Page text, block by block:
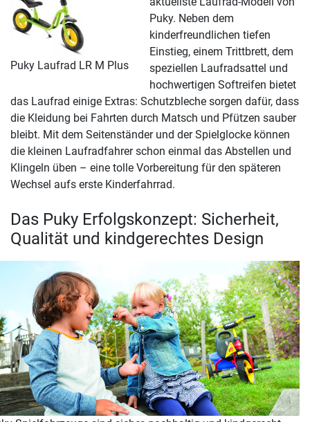
Puky Laufrad LR M Plus
Puky. Neben dem
kinderfreundlichen tiefen
Einstieg, einem Trittbrett, dem
speziellen Laufradsattel und
hochwertigen Softreifen bietet
das Laufrad einige Extras: Schutzbleche sorgen dafür, dass
die Kleidung bei Fahrten durch Matsch und Pfützen sauber
bleibt. Mit dem Seitenständer und der Spielglocke können
die kleinen Laufradfahrer schon einmal das Abstellen und
Klingeln üben – eine tolle Vorbereitung für den späteren
Wechsel aufs erste Kinderfahrrad.
Das Puky Erfolgskonzept: Sicherheit,
Qualität und kindgerechtes Design